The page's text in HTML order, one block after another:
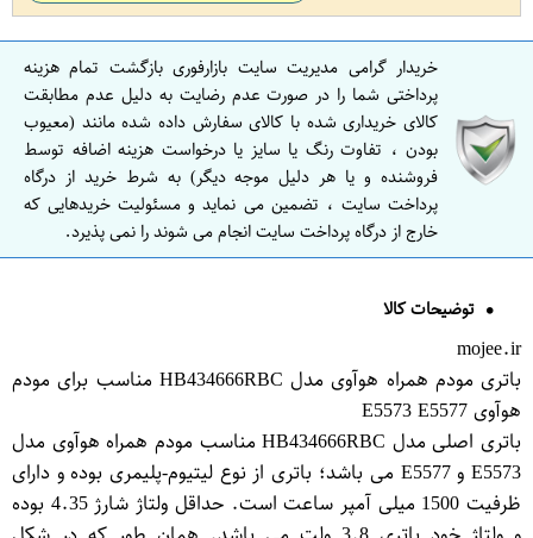
خریدار گرامی مدیریت سایت بازارفوری بازگشت تمام هزینه
پرداختی شما را در صورت عدم رضایت به دلیل عدم مطابقت
کالای خریداری شده با کالای سفارش داده شده مانند (معیوب
بودن ، تفاوت رنگ یا سایز یا درخواست هزینه اضافه توسط
فروشنده و یا هر دلیل موجه دیگر) به شرط خرید از درگاه
پرداخت سایت ، تضمین می نماید و مسئولیت خریدهایی که
خارج از درگاه پرداخت سایت انجام می شوند را نمی پذیرد.
توضیحات کالا
mojee.ir
باتری مودم همراه هوآوی مدل HB434666RBC مناسب برای مودم
هوآوی E5573 E5577
باتری اصلی مدل HB434666RBC مناسب مودم همراه هوآوی مدل
E5573 و E5577 می باشد؛ باتری از نوع لیتیوم-پلیمری بوده و دارای
ظرفیت 1500 میلی آمپر ساعت است. حداقل ولتاژ شارژ 4.35 بوده